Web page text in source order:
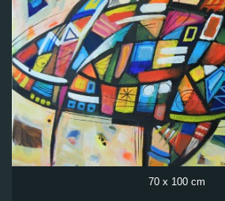
70 x 100 cm